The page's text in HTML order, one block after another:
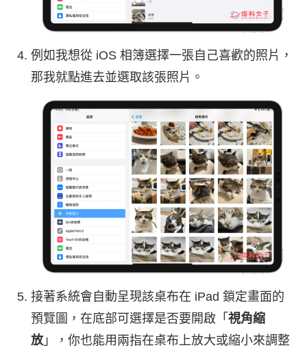
例如我想從 iOS 相簿選擇一張自己喜歡的照片，
那我就點進去並選取該張照片。
接著系統會自動呈現該桌布在 iPad 鎖定畫面的
預覽圖，在底部可選擇是否要開啟「 視角縮
放 」，你也能用兩指在桌布上放大或縮小來調整